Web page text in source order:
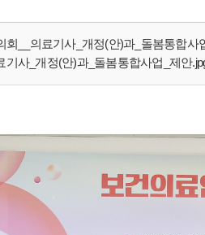
회__의료기사_개정(안)과_돌봄통합사
기사_개정(안)과_돌봄통합사업_제안